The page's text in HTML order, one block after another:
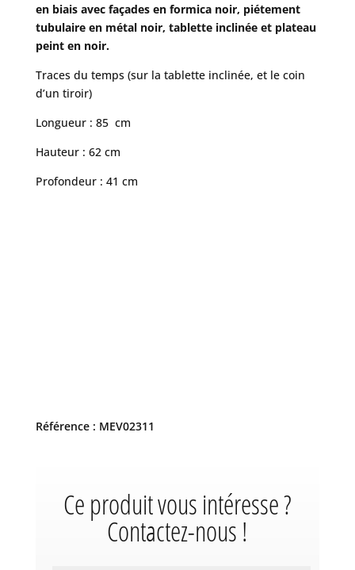
en biais avec façades en formica noir, piétement
tubulaire en métal noir, tablette inclinée et plateau
peint en noir.
Traces du temps (sur la tablette inclinée, et le coin
d’un tiroir)
Longueur : 85 cm
Hauteur : 62 cm
Profondeur : 41 cm
Référence : MEV02311
Ce produit vous intéresse ?
Contactez-nous !